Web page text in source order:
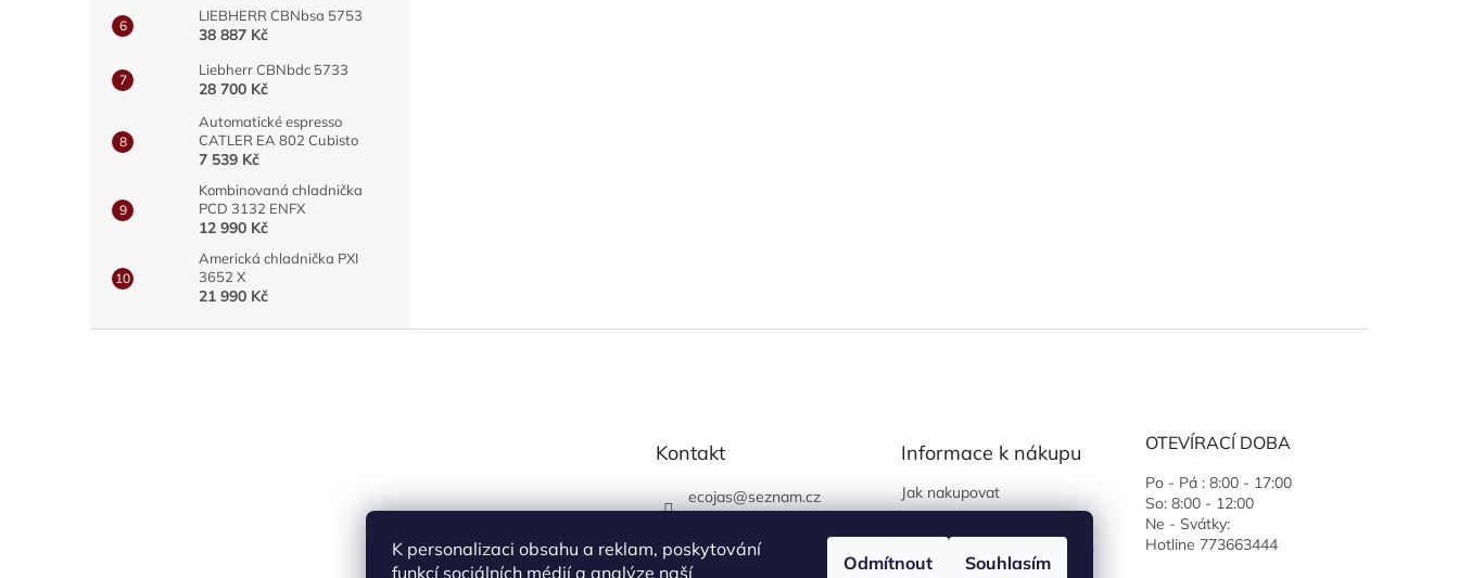
K personalizaci obsahu a reklam, poskytování
funkcí sociálních médií a analýze naší
Odmítnout Souhlasím
LIEBHERR CBNbsa 5753
38 887 Kč
Liebherr CBNbdc 5733
28 700 Kč
Automatické espresso
CATLER EA 802 Cubisto
7 539 Kč
Kombinovaná chladnička
PCD 3132 ENFX
12 990 Kč
Americká chladnička PXI
3652 X
21 990 Kč
Kontakt
ecojas@seznam.cz
730 444 400 (prodejna
Informace k nákupu
Jak nakupovat
Podmínky ochrany osobních
údajů
OTEVÍRACÍ DOBA
Po - Pá : 8:00 - 17:00
So: 8:00 - 12:00
Ne - Svátky:
Hotline 773663444